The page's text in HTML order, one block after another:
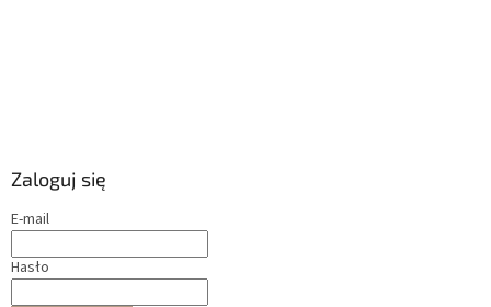
Zaloguj się
E-mail
Hasło